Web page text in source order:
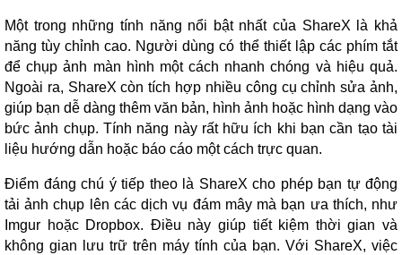
Một trong những tính năng nổi bật nhất của ShareX là khả
năng tùy chỉnh cao. Người dùng có thể thiết lập các phím tắt
để chụp ảnh màn hình một cách nhanh chóng và hiệu quả.
Ngoài ra, ShareX còn tích hợp nhiều công cụ chỉnh sửa ảnh,
giúp bạn dễ dàng thêm văn bản, hình ảnh hoặc hình dạng vào
bức ảnh chụp. Tính năng này rất hữu ích khi bạn cần tạo tài
liệu hướng dẫn hoặc báo cáo một cách trực quan.
Điểm đáng chú ý tiếp theo là ShareX cho phép bạn tự động
tải ảnh chụp lên các dịch vụ đám mây mà bạn ưa thích, như
Imgur hoặc Dropbox. Điều này giúp tiết kiệm thời gian và
không gian lưu trữ trên máy tính của bạn. Với ShareX, việc